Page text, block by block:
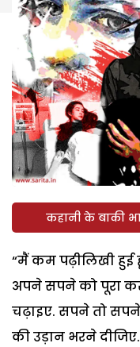
कहानी के बाकी
“मैं कम पढ़ीलिखी
अपने सपने को पूरा
चढ़ाइए. सपने तो
की उड़ान भरने